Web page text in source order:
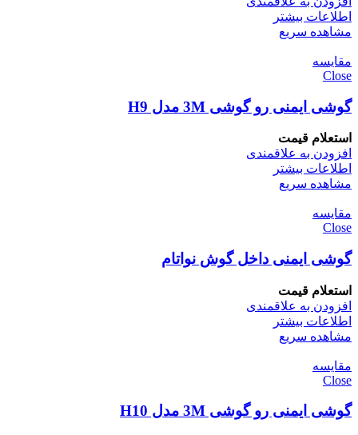
اطلاعات بیشتر
مشاهده سریع
مقایسه
Close
گوشی ایمنی رو گوشی 3M مدل H9
استعلام قیمت
افزودن به علاقمندی
اطلاعات بیشتر
مشاهده سریع
مقایسه
Close
گوشی ایمنی داخل گوش نواتام
استعلام قیمت
افزودن به علاقمندی
اطلاعات بیشتر
مشاهده سریع
مقایسه
Close
گوشی ایمنی رو گوشی 3M مدل H10